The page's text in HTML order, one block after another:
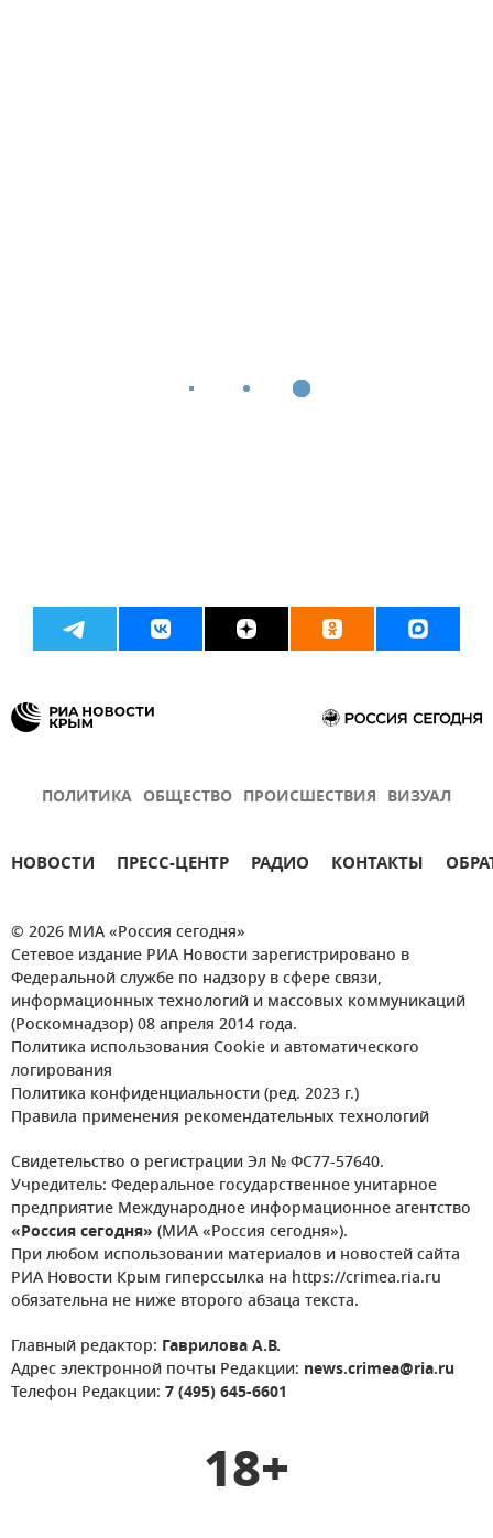
ПОЛИТИКА ОБЩЕСТВО ПРОИСШЕСТВИЯ ВИЗУАЛ
НОВОСТИ ПРЕСС-ЦЕНТР РАДИО КОНТАКТЫ
© 2026 МИА «Россия сегодня»
Сетевое издание РИА Новости зарегистрировано в
Федеральной службе по надзору в сфере связи,
информационных технологий и массовых коммуникаций
(Роскомнадзор) 08 апреля 2014 года.
Политика использования Cookie и автоматического
логирования
Политика конфиденциальности (ред. 2023 г.)
Правила применения рекомендательных технологий
Свидетельство о регистрации Эл № ФС77-57640.
Учредитель: Федеральное государственное унитарное
предприятие Международное информационное агентство
«Россия сегодня» (МИА «Россия сегодня»).
При любом использовании материалов и новостей сайта
РИА Новости Крым гиперссылка на https://crimea.ria.ru
обязательна не ниже второго абзаца текста.
Главный редактор: Гаврилова А.В.
Адрес электронной почты Редакции: news.crimea@ria.ru
Телефон Редакции: 7 (495) 645-6601
18+